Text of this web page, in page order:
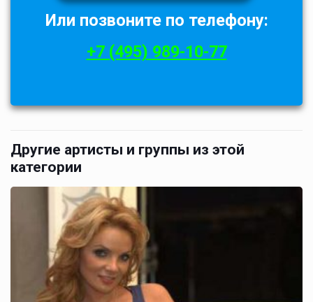
Или позвоните по телефону:
+7 (495) 989-10-77
Другие артисты и группы из этой
категории